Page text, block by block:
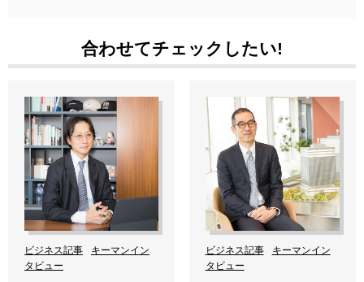
合わせてチェックしたい!
ビジネス記事
キーマンイン
タビュー
ビジネス記事
キーマンイン
タビュー